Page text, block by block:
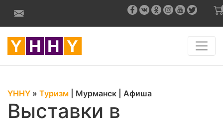
YHHY » Туризм Мурманск Афиша
Выставки в